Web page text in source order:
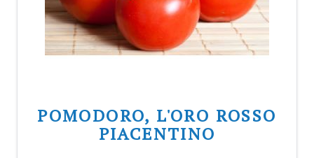
POMODORO, L'ORO ROSSO
PIACENTINO